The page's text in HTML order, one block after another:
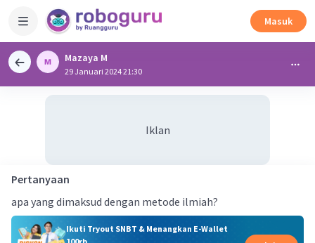
Masuk
Mazaya M
29 Januari 2024 21:30
Iklan
Pertanyaan
apa yang dimaksud dengan metode ilmiah?
Ikuti Tryout SNBT & Menangkan E-Wallet